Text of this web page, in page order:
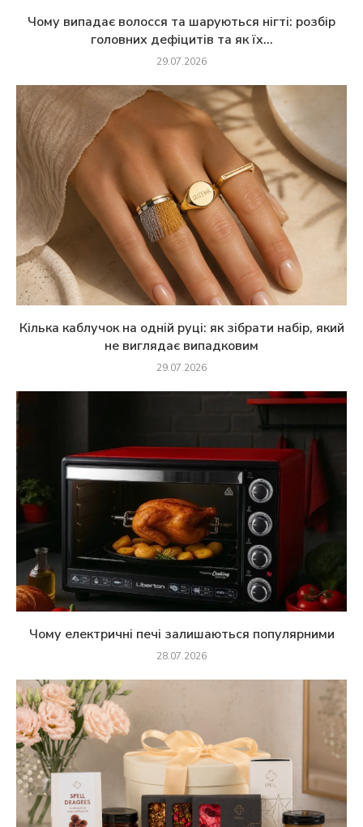
Чому випадає волосся та шаруються нігті: розбір
головних дефіцитів та як їх...
29.07.2026
Кілька каблучок на одній руці: як зібрати набір, який
не виглядає випадковим
29.07.2026
Чому електричні печі залишаються популярними
28.07.2026